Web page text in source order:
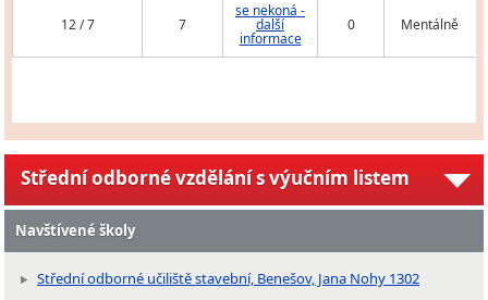
12 / 7 7
se nekoná -
další
informace
0 Mentálně
Střední odborné vzdělání s výučním listem
Navštívené školy
Střední odborné učiliště stavební, Benešov, Jana Nohy 1302